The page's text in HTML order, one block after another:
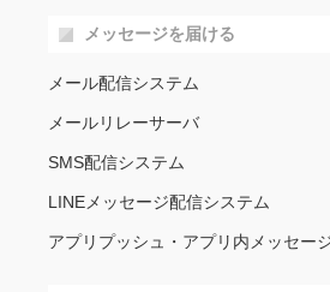
メッセージを届ける
メール配信システム
メールリレーサーバ
SMS配信システム
LINEメッセージ配信システム
アプリプッシュ・アプリ内メッセー